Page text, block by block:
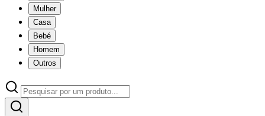
Mulher
Casa
Bebé
Homem
Outros